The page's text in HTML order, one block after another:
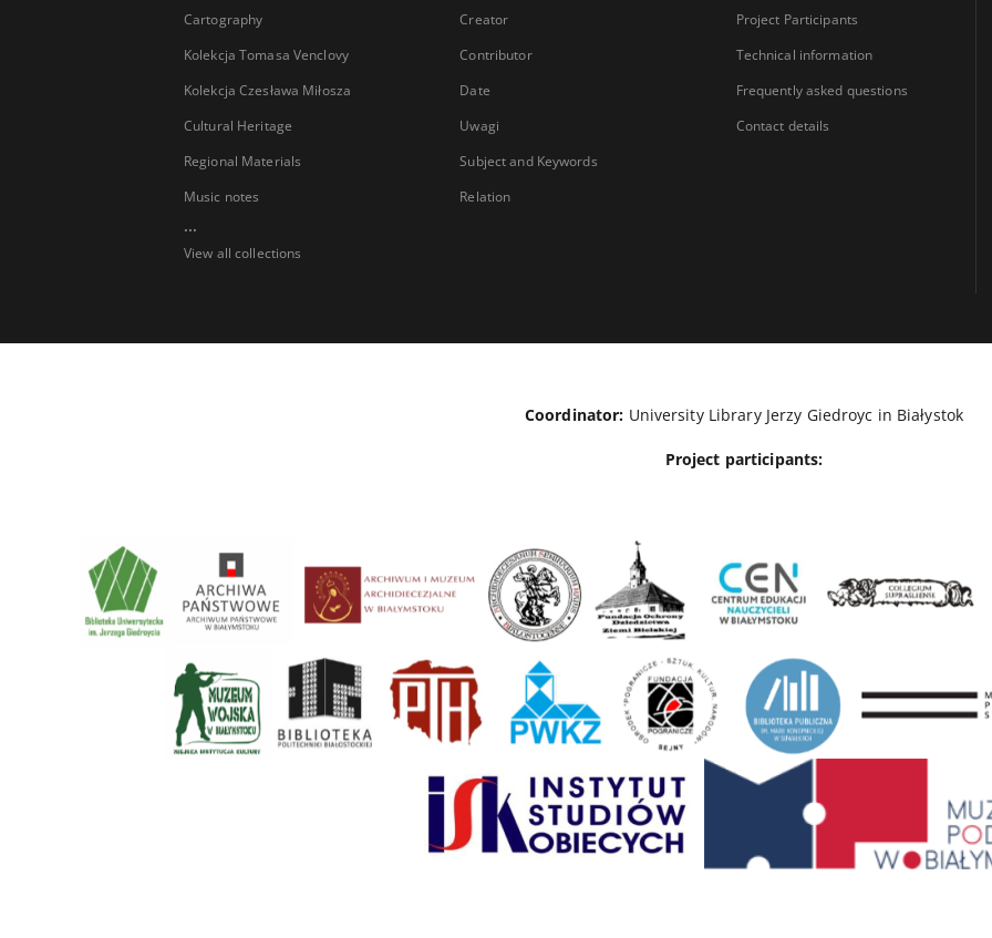
Cartography
Kolekcja Tomasa Venclovy
Kolekcja Czesława Miłosza
Cultural Heritage
Regional Materials
Music notes
...
View all collections
Creator
Contributor
Date
Uwagi
Subject and Keywords
Relation
Project Participants
Technical information
Frequently asked questions
Contact details
Coordinator: University Library Jerzy Giedroyc in Białystok
Project participants: